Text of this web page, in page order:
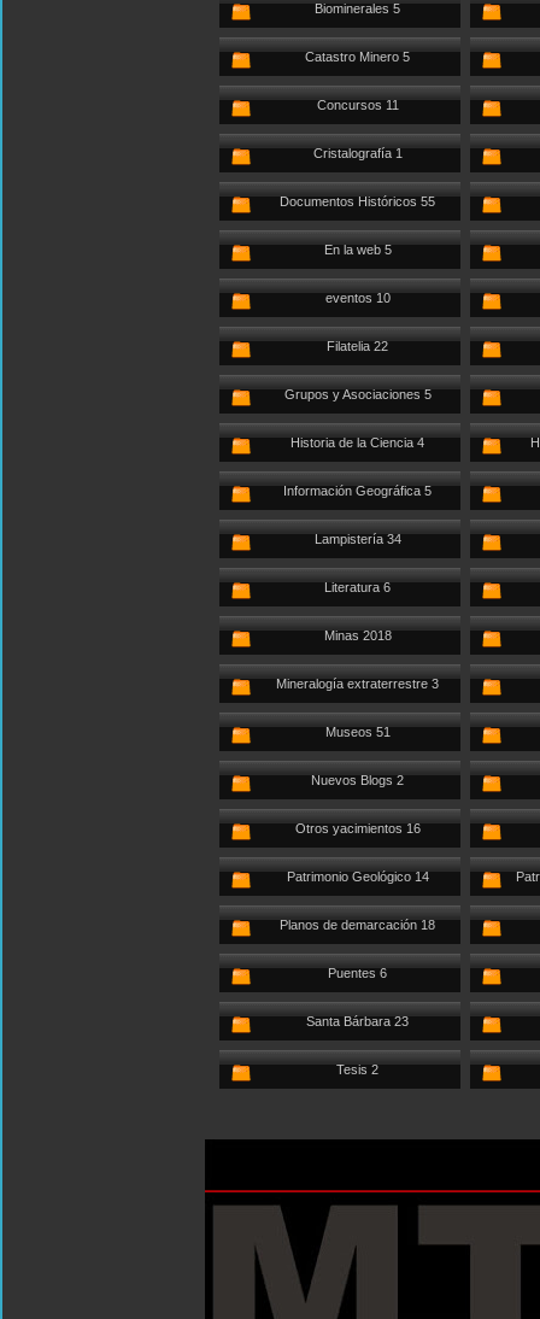
Biominerales 5
Catastro Minero 5
Concursos 11
Cristalografía 1
Documentos Históricos 55
En la web 5
eventos 10
Filatelia 22
Grupos y Asociaciones 5
Historia de la Ciencia 4
Información Geográfica 5
Lampistería 34
Literatura 6
Minas 2018
Mineralogía extraterrestre 3
Museos 51
Nuevos Blogs 2
Otros yacimientos 16
Patrimonio Geológico 14
Planos de demarcación 18
Puentes 6
Santa Bárbara 23
Tesis 2